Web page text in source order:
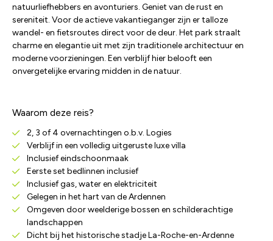
natuurliefhebbers en avonturiers. Geniet van de rust en
sereniteit. Voor de actieve vakantieganger zijn er talloze
wandel- en fietsroutes direct voor de deur. Het park straalt
charme en elegantie uit met zijn traditionele architectuur en
moderne voorzieningen. Een verblijf hier belooft een
onvergetelijke ervaring midden in de natuur.
Waarom deze reis?
2, 3 of 4 overnachtingen o.b.v. Logies
Verblijf in een volledig uitgeruste luxe villa
Inclusief eindschoonmaak
Eerste set bedlinnen inclusief
Inclusief gas, water en elektriciteit
Gelegen in het hart van de Ardennen
Omgeven door weelderige bossen en schilderachtige
landschappen
Dicht bij het historische stadje La-Roche-en-Ardenne